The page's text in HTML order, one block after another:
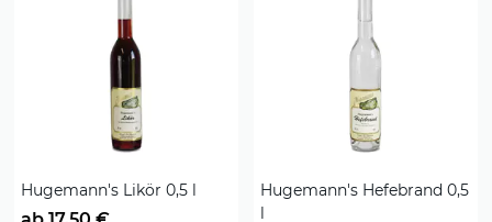
Hugemann's Likör 0,5 l
Hugemann's Hefebrand 0,5
l